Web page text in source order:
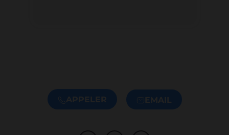
APPELER EMAIL